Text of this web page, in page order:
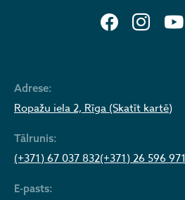
Adrese:
Ropažu iela 2, Rīga (Skatīt kartē)
Tālrunis:
(+371) 67 037 832(+371) 26 596 971
E-pasts: